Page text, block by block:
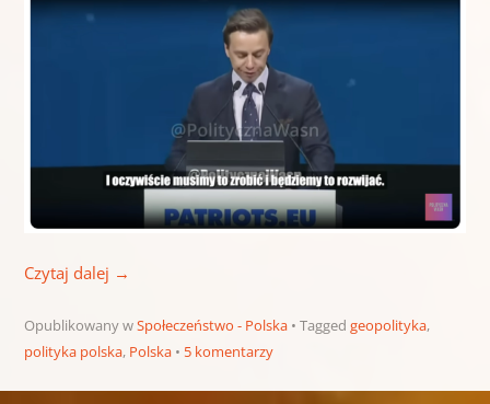
Czytaj dalej →
Opublikowany wSpołeczeństwo - Polska Tagged geopolityka,
polityka polska, Polska 5 komentarzy